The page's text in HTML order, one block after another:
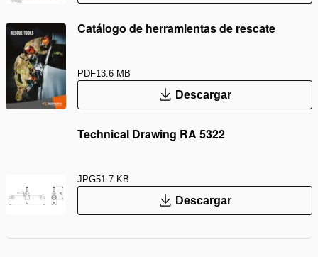
Catálogo de herramientas de rescate
PDF13.6 MB
Descargar
Technical Drawing RA 5322
JPG51.7 KB
Descargar